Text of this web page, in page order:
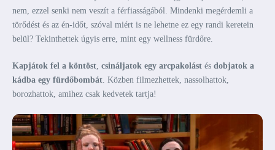
nem, ezzel senki nem veszít a férfiasságából. Mindenki megérdemli a
törődést és az én-időt, szóval miért is ne lehetne ez egy randi keretein
belül? Tekinthettek úgyis erre, mint egy wellness fürdőre.
Kapjátok fel a köntöst, csináljatok egy arcpakolást és dobjatok a
kádba egy fürdőbombát. Közben filmezhettek, nassolhattok,
borozhattok, amihez csak kedvetek tartja!